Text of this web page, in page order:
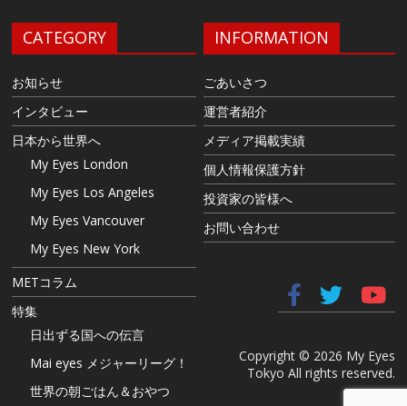
CATEGORY
お知らせ
インタビュー
日本から世界へ
My Eyes London
My Eyes Los Angeles
My Eyes Vancouver
My Eyes New York
METコラム
特集
日出ずる国への伝言
Mai eyes メジャーリーグ！
世界の朝ごはん＆おやつ
INFORMATION
ごあいさつ
運営者紹介
メディア掲載実績
個人情報保護方針
投資家の皆様へ
お問い合わせ
Copyright © 2026 My Eyes
Tokyo All rights reserved.